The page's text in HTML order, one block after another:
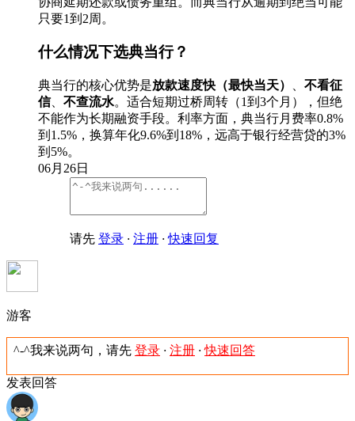
只要1到2周。
什么情况下选典当行？
典当行的核心优势是放款速度快（最快当天）
不看征
信、 不查流水。适合短期过桥周转（1到3个月），但绝
不能作为长期融资手段。利率方面，典当行月费率0.8%
到1.5%，换算年化9.6%到18%，远高于银行经营贷的3%
到5%。
06月26日
请先 登录 · 注册 · 快速回复
游客
^-^我来说两句，请先 登录 · 注册 · 快速回答
发表回答